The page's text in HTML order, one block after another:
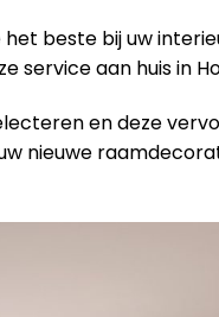
beste bij uw
service aan huis in
en deze
nieuwe